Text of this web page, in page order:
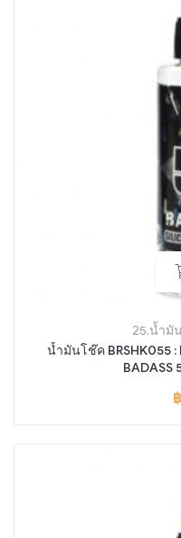
25.น้ำมั
น้ำมันโช๊ค BRSHK055 : Boom Racing น้ำมันโช้กซิลิโคน
฿